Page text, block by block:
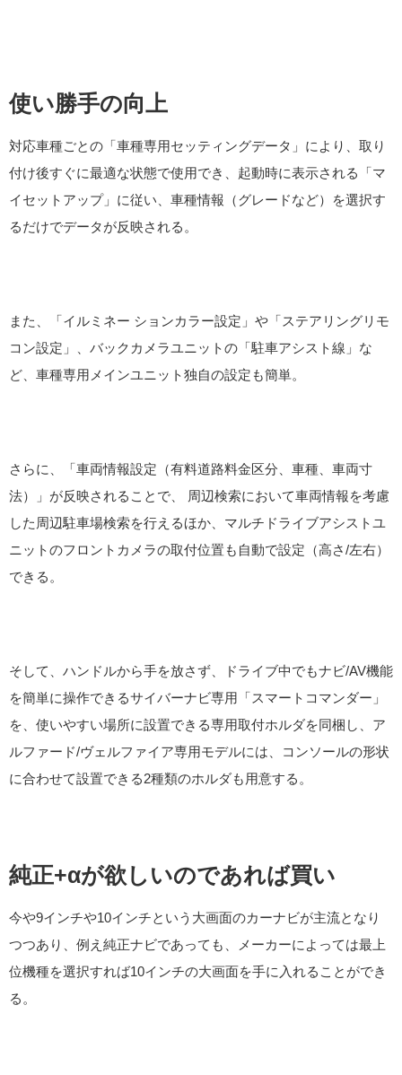
使い勝手の向上
対応車種ごとの「車種専用セッティングデータ」により、取り
付け後すぐに最適な状態で使用でき、起動時に表示される「マ
イセットアップ」に従い、車種情報（グレードなど）を選択す
るだけでデータが反映される。
また、「イルミネー ションカラー設定」や「ステアリングリモ
コン設定」、バックカメラユニットの「駐車アシスト線」な
ど、車種専用メインユニット独自の設定も簡単。
さらに、「車両情報設定（有料道路料金区分、車種、車両寸
法）」が反映されることで、 周辺検索において車両情報を考慮
した周辺駐車場検索を行えるほか、マルチドライブアシストユ
ニットのフロントカメラの取付位置も自動で設定（高さ/左右）
できる。
そして、ハンドルから手を放さず、ドライブ中でもナビ/AV機能
を簡単に操作できるサイバーナビ専用「スマートコマンダー」
を、使いやすい場所に設置できる専用取付ホルダを同梱し、ア
ルファード/ヴェルファイア専用モデルには、コンソールの形状
に合わせて設置できる2種類のホルダも用意する。
純正+αが欲しいのであれば買い
今や9インチや10インチという大画面のカーナビが主流となり
つつあり、例え純正ナビであっても、メーカーによっては最上
位機種を選択すれば10インチの大画面を手に入れることができ
る。